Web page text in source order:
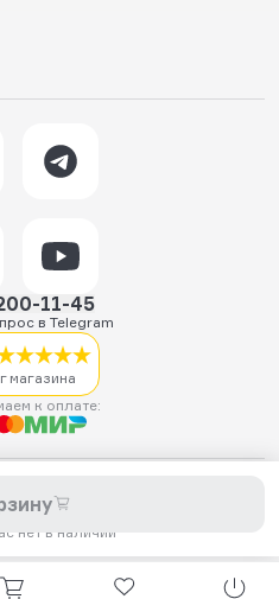
нет в наличии
11-45
в Telegram
магазина
к оплате:
аксессуаров, экипировки,
и обуви.